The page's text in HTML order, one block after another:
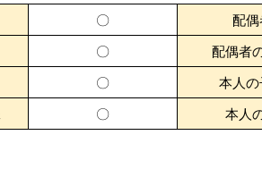
〇 配偶
〇 配偶者
〇 本人の
〇 本人